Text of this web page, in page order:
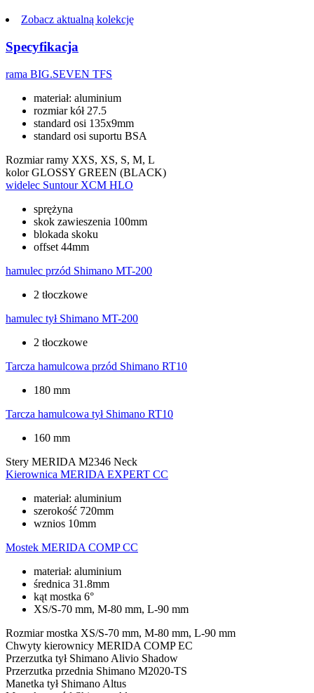
Zobacz aktualną kolekcję
Specyfikacja
rama BIG.SEVEN TFS
materiał: aluminium
rozmiar kół 27.5
standard osi 135x9mm
standard osi suportu BSA
Rozmiar ramy XXS, XS, S, M, L
kolor GLOSSY GREEN (BLACK)
widelec Suntour XCM HLO
sprężyna
skok zawieszenia 100mm
blokada skoku
offset 44mm
hamulec przód Shimano MT-200
2 tłoczkowe
hamulec tył Shimano MT-200
2 tłoczkowe
Tarcza hamulcowa przód Shimano RT10
180 mm
Tarcza hamulcowa tył Shimano RT10
160 mm
Stery MERIDA M2346 Neck
Kierownica MERIDA EXPERT CC
materiał: aluminium
szerokość 720mm
wznios 10mm
Mostek MERIDA COMP CC
materiał: aluminium
średnica 31.8mm
kąt mostka 6°
XS/S-70 mm, M-80 mm, L-90 mm
Rozmiar mostka XS/S-70 mm, M-80 mm, L-90 mm
Chwyty kierownicy MERIDA COMP EC
Przerzutka tył Shimano Alivio Shadow
Przerzutka przednia Shimano M2020-TS
Manetka tył Shimano Altus